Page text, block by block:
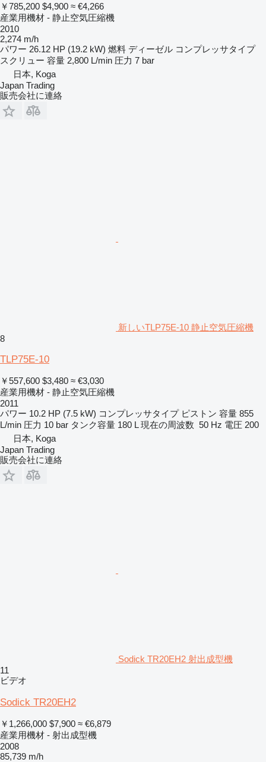
￥785,200 $4,900 ≈ €4,266
産業用機材 - 静止空気圧縮機
2010
2,274 m/h
パワー 26.12 HP (19.2 kW) 燃料 ディーゼル コンプレッサタイプ
スクリュー 容量 2,800 L/min 圧力 7 bar
日本, Koga
Japan Trading
販売会社に連絡
新しいTLP75E-10 静止空気圧縮機
8
TLP75E-10
￥557,600 $3,480 ≈ €3,030
産業用機材 - 静止空気圧縮機
2011
パワー 10.2 HP (7.5 kW) コンプレッサタイプ ピストン 容量 855
L/min 圧力 10 bar タンク容量 180 L 現在の周波数 50 Hz 電圧 200
日本, Koga
Japan Trading
販売会社に連絡
Sodick TR20EH2 射出成型機
11
ビデオ
Sodick TR20EH2
￥1,266,000 $7,900 ≈ €6,879
産業用機材 - 射出成型機
2008
85,739 m/h